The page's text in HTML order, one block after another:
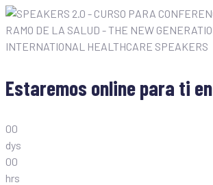
Estaremos online para ti en
00
dys
00
hrs